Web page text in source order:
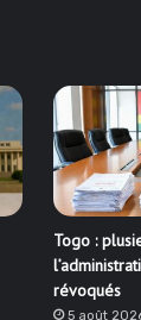
Togo :
révoqués
5 août